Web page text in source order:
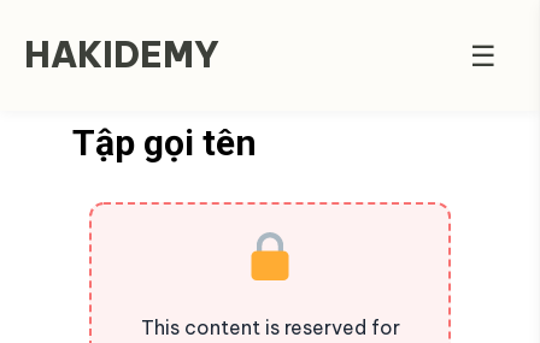
HAKIDEMY ☰
Tập gọi tên
This content is reserved for